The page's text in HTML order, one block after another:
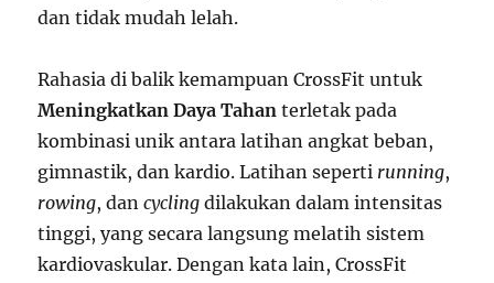
dan tidak mudah lelah.
Rahasia di balik kemampuan CrossFit untuk
Meningkatkan Daya Tahan terletak pada
kombinasi unik antara latihan angkat beban,
gimnastik, dan kardio. Latihan seperti running,
rowing, dancycling dilakukan dalam intensitas
tinggi, yang secara langsung melatih sistem
kardiovaskular. Dengan kata lain, CrossFit